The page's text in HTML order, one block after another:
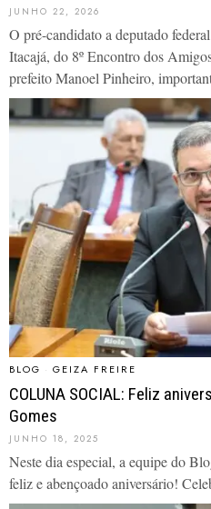
JUNHO 22, 2026
O pré-candidato a deputado
Itacajá, do 8º Encontro dos
prefeito Manoel Pinheiro,
BLOG · GEIZA FREIRE
COLUNA SOCIAL: Feliz
Gomes
JUNHO 18, 2025
Neste dia especial, a equipe do
feliz e abençoado aniversário!